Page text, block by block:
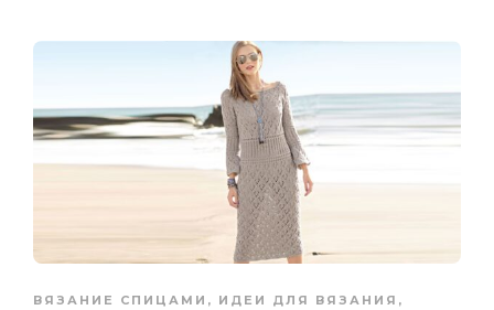
ВЯЗАНИЕ СПИЦАМИ , ИДЕИ ДЛЯ ВЯЗАНИЯ ,